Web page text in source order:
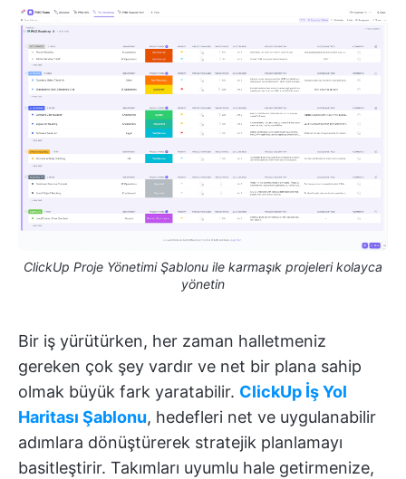
ClickUp Proje Yönetimi Şablonu ile karmaşık projeleri kolayca
yönetin
Bir iş yürütürken, her zaman halletmeniz
gereken çok şey vardır ve net bir plana sahip
olmak büyük fark yaratabilir. ClickUp İş Yol
Haritası Şablonu, hedefleri net ve uygulanabilir
adımlara dönüştürerek stratejik planlamayı
basitleştirir. Takımları uyumlu hale getirmenize,